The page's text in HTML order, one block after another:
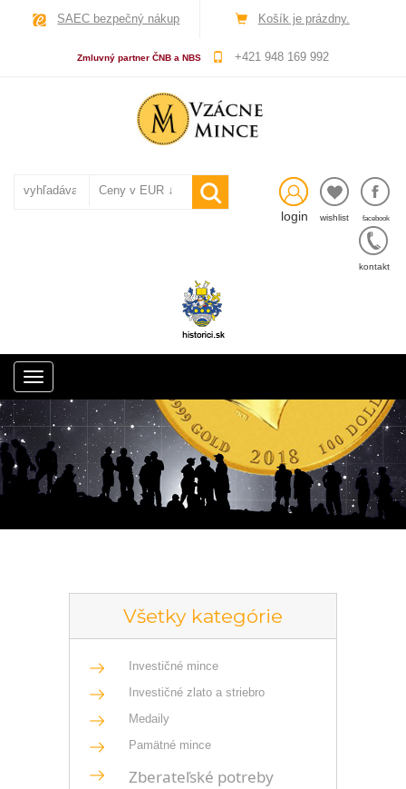
SAEC bezpečný nákup Košík je prázdny.
Zmluvný partner ČNB a NBS +421 948 169 992
login wishlist facebook
kontakt
Toggle
navigation
Všetky kategórie
Investičné mince
Investičné zlato a striebro
Medaily
Pamätné mince
Zberateľské potreby